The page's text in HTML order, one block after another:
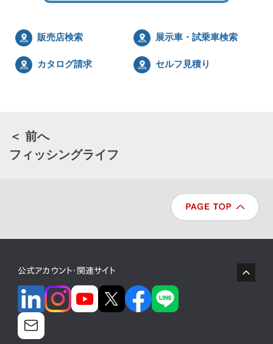
販売店検索 展示車・試乗車検索
カタログ請求 セルフ見積り
＜ 前へ
フィッシングライフ
公式アカウント・関連サイト